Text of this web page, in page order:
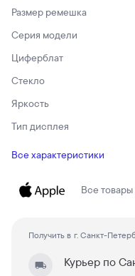
Размер ремешка
Серия модели
Циферблат
Стекло
Яркость
Тип дисплея
Все характеристики
Все товары
Получить в г. Санкт-
Курьер по